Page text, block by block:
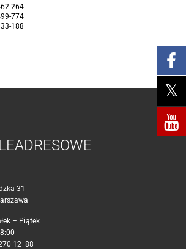
264
774
188
31
– Piątek
12 88